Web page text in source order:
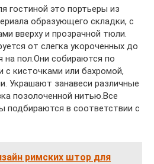
гостиной это портьеры из
образующего складки, с
вверху и прозрачной тюли.
от слегка укороченных до
на пол.Они собираются по
с кисточками или бахромой,
Украшают занавеси различные
позолоченной нитью.Все
подбираются в соответствии с
римских штор для